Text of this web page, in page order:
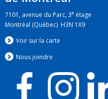
7101, avenue du Parc, 3e étage
Montréal (Québec) H3N 1X9
Voir sur la carte
Nous joindre